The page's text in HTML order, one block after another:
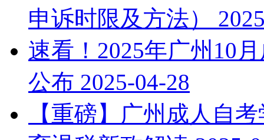
申诉时限及方法）
速看！2025年广州10
公布 2025-04-28
【重磅】广州成人自